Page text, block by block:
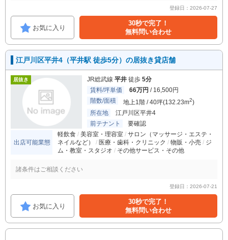
登録日：2026-07-27
お気に入り
30秒で完了！
無料問い合わせ
江戸川区平井4（平井駅 徒歩5分）の居抜き貸店舗
居抜き JR総武線 平井 徒歩 5分
賃料/坪単価
66万円 / 16,500円
階数/面積
地上1階 / 40坪(132.23m2)
所在地
江戸川区平井4
前テナント
要確認
出店可能業態
軽飲食 美容室・理容室
サロン（マッサージ・エステ・
ネイルなど）
医療・歯科・クリニック 物販・小売
ジ
ム・教室・スタジオ
その他サービス・その他
諸条件はご相談ください
登録日：2026-07-21
お気に入り
30秒で完了！
無料問い合わせ